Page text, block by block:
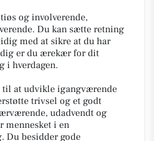
og involverende,
Du kan sætte retning
med at sikre at du har
er du ærekær for dit
i hverdagen.
til at udvikle igangværende
trivsel og et godt
udadvendt og
mennesket i en
Du besidder gode